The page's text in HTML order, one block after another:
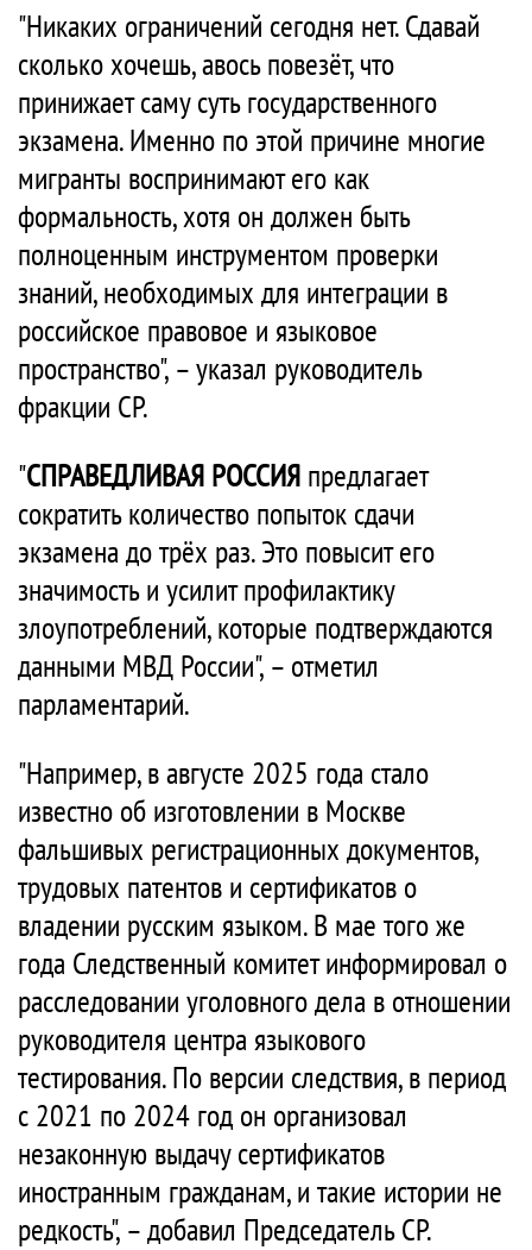
"Никаких ограничений сегодня нет. Сдавай
сколько хочешь, авось повезёт, что
принижает саму суть государственного
экзамена. Именно по этой причине многие
мигранты воспринимают его как
формальность, хотя он должен быть
полноценным инструментом проверки
знаний, необходимых для интеграции в
российское правовое и языковое
пространство", – указал руководитель
фракции СР.
"СПРАВЕДЛИВАЯ РОССИЯ предлагает
сократить количество попыток сдачи
экзамена до трёх раз. Это повысит его
значимость и усилит профилактику
злоупотреблений, которые подтверждаются
данными МВД России", – отметил
парламентарий.
"Например, в августе 2025 года стало
известно об изготовлении в Москве
фальшивых регистрационных документов,
трудовых патентов и сертификатов о
владении русским языком. В мае того же
года Следственный комитет информировал о
расследовании уголовного дела в отношении
руководителя центра языкового
тестирования. По версии следствия, в период
с 2021 по 2024 год он организовал
незаконную выдачу сертификатов
иностранным гражданам, и такие истории не
редкость", – добавил Председатель СР.